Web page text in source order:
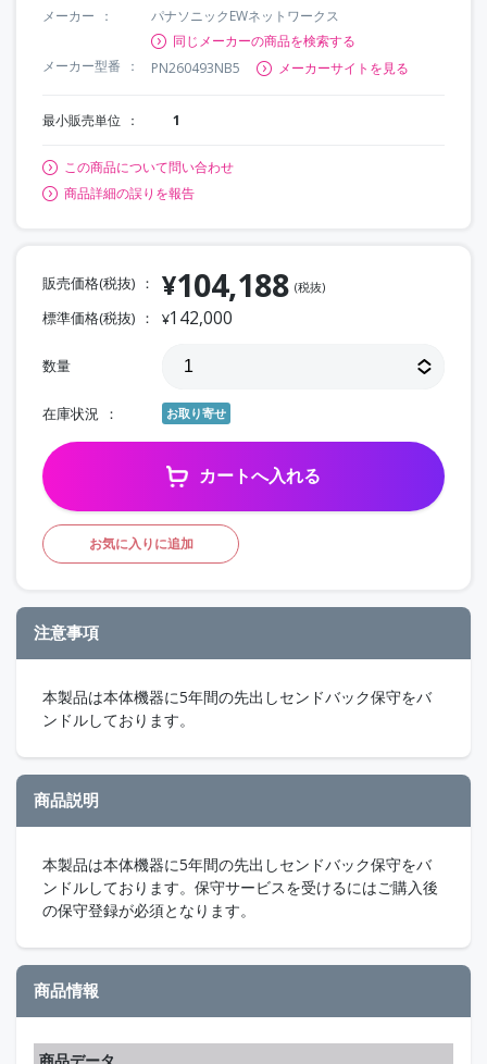
メーカー
パナソニックEWネットワークス
同じメーカーの商品を検索する
メーカー型番
PN260493NB5 メーカーサイトを見る
最小販売単位 1
この商品について問い合わせ
商品詳細の誤りを報告
販売価格(税抜) ¥104,188 (税抜)
標準価格(税抜) ¥142,000
数量
在庫状況 お取り寄せ
カートへ入れる
お気に入りに追加
注意事項
本製品は本体機器に5年間の先出しセンドバック保守をバ
ンドルしております。
商品説明
本製品は本体機器に5年間の先出しセンドバック保守をバ
ンドルしております。保守サービスを受けるにはご購入後
の保守登録が必須となります。
商品情報
商品データ